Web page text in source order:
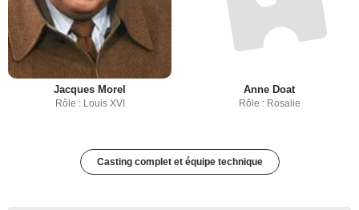
Jacques Morel
Rôle : Louis XVI
Anne Doat
Rôle : Rosalie
Casting complet et équipe technique